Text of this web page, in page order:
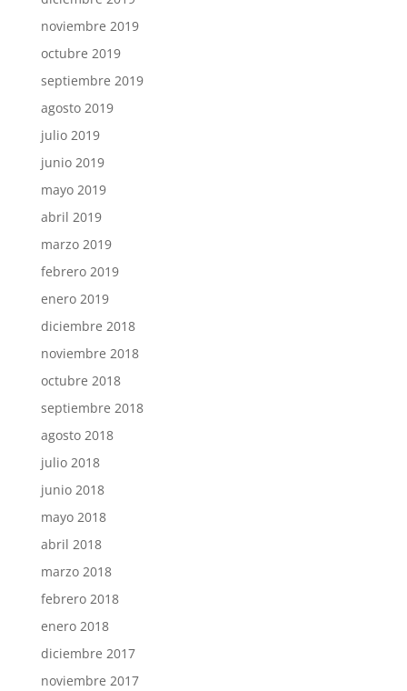
noviembre 2019
octubre 2019
septiembre 2019
agosto 2019
julio 2019
junio 2019
mayo 2019
abril 2019
marzo 2019
febrero 2019
enero 2019
diciembre 2018
noviembre 2018
octubre 2018
septiembre 2018
agosto 2018
julio 2018
junio 2018
mayo 2018
abril 2018
marzo 2018
febrero 2018
enero 2018
diciembre 2017
noviembre 2017